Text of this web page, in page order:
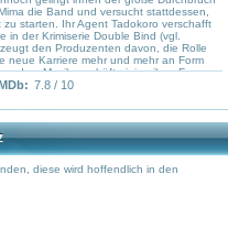
die Band und versucht stattdessen,
starten. Ihr Agent Tadokoro verschafft
in der Krimiserie Double Bind (vgl.
den Produzenten davon, die Rolle
neue Karriere mehr und mehr an Form
dem Musikgeschäft einige ihrer Fans
außer Fanpost nun auch Drohbriefe
7.8 / 10
diese wird hoffendlich in den